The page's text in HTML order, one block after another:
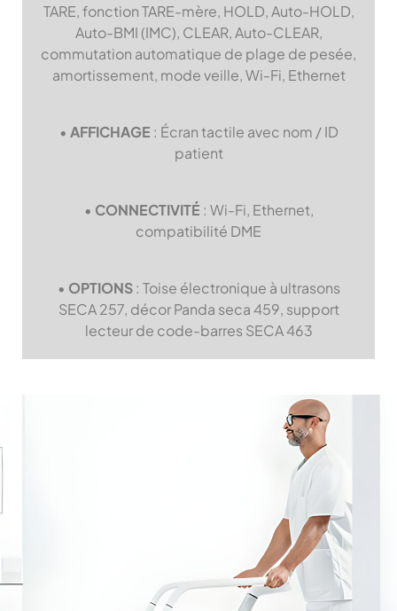
TARE, fonction TARE-mère, HOLD, Auto-HOLD,
Auto-BMI (IMC), CLEAR, Auto-CLEAR,
commutation automatique de plage de pesée,
amortissement, mode veille, Wi-Fi, Ethernet
• AFFICHAGE : Écran tactile avec nom / ID
patient
• CONNECTIVITÉ : Wi-Fi, Ethernet,
compatibilité DME
• OPTIONS: Toise électronique à ultrasons
SECA 257, décor Panda seca 459, support
lecteur de code-barres SECA 463